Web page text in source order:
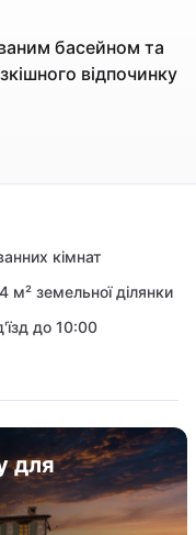
басейном та
відпочинку
кімнат
м² земельної ділянки
до 10:00
для